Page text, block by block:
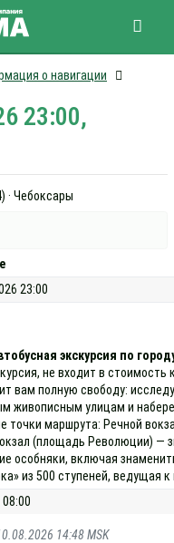
о навигации
23:00,
· Чебоксары
23:00
экскурсия по
не входит в
вам полную свободу:
живописным улицам и
точки маршрута: Речной
(площадь Революции) —
особняки, включая
из 500 ступеней,
14:48 MSK